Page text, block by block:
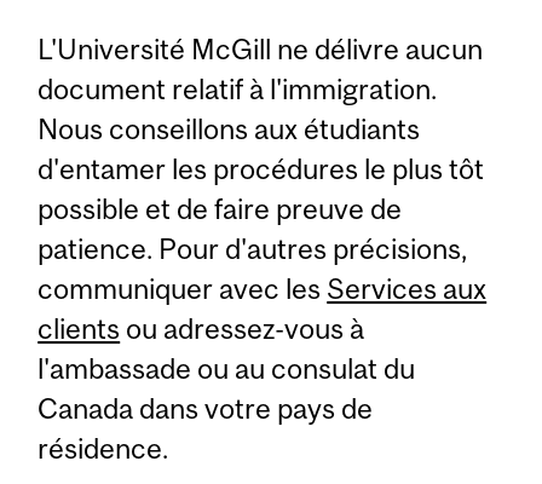
L'Université McGill ne délivre aucun
document relatif à l'immigration.
Nous conseillons aux étudiants
d'entamer les procédures le plus tôt
possible et de faire preuve de
patience. Pour d'autres précisions,
communiquer avec les Services aux
clients ou adressez-vous à
l'ambassade ou au consulat du
Canada dans votre pays de
résidence.